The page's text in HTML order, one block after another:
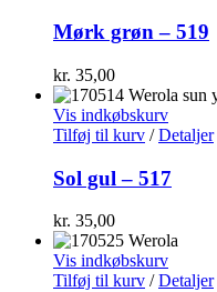
Mørk grøn – 519
kr. 35,00
Vis indkøbskurv
Tilføj til kurv / Detaljer
Sol gul – 517
kr. 35,00
Vis indkøbskurv
Tilføj til kurv / Detaljer